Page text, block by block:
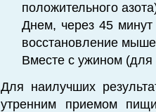
положительного
Днем, через 45
восстановление
Вместе с ужином (для
Для наилучших
утренним приемом